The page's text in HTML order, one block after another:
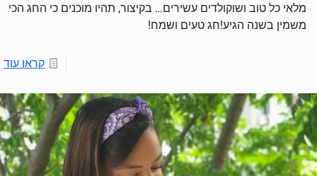
מלאי כל טוב ושוקולדים עשירים… בקיצור, תהיו מוכנים כי החג הכי
משמין בשנה הגיע!חג טעים ושמח!
קראו עוד